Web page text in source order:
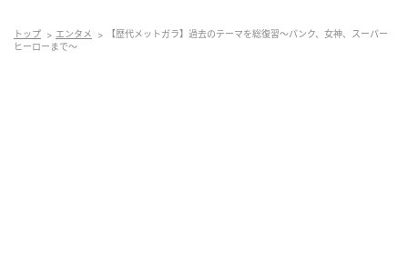
トップ エンタメ
【歴代メットガラ】過去のテーマを総復習～パンク、女神、スーパー
ヒーローまで～